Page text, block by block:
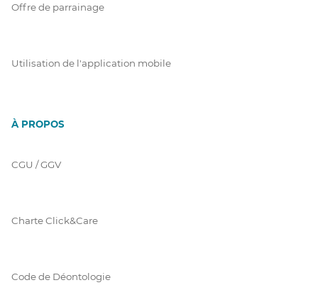
Offre de parrainage
Utilisation de l'application mobile
À PROPOS
CGU / GGV
Charte Click&Care
Code de Déontologie